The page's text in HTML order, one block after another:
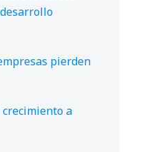
pierden
a